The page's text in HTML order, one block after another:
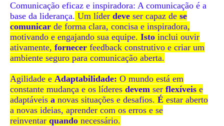
Comunicação eficaz e inspiradora: A comunicação é a
base da liderança. Um líder deve ser capaz de se
comunicar de forma clara, concisa e inspiradora,
motivando e engajando sua equipe. Isto inclui ouvir
ativamente, fornecer feedback construtivo e criar um
ambiente seguro para comunicação aberta.
Agilidade e Adaptabilidade: O mundo está em
constante mudança e os líderes devem ser flexíveis e
adaptáveis ​​a novas situações e desafios. É estar aberto
a novas ideias, aprender com os erros e se
reinventar quando necessário.